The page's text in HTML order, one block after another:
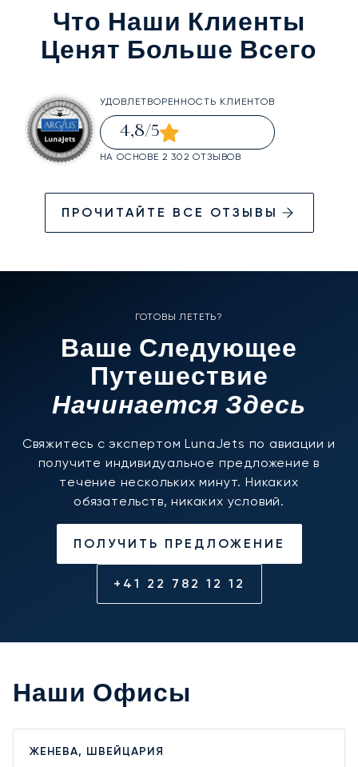
Что Наши Клиенты
Ценят Больше Всего
УДОВЛЕТВОРЕННОСТЬ КЛИЕНТОВ
4,8/5
НА ОСНОВЕ 2 302 ОТЗЫВОВ
ПРОЧИТАЙТЕ ВСЕ ОТЗЫВЫ
ГОТОВЫ ЛЕТЕТЬ?
Ваше Следующее
Путешествие
Начинается Здесь
Свяжитесь с экспертом LunaJets по авиации и
получите индивидуальное предложение в
течение нескольких минут. Никаких
обязательств, никаких условий.
ПОЛУЧИТЬ ПРЕДЛОЖЕНИЕ
+41 22 782 12 12
Наши Офисы
ЖЕНЕВА, ШВЕЙЦАРИЯ